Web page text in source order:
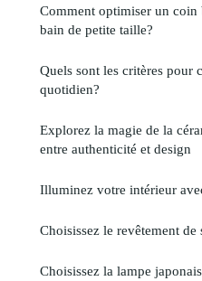
Comment optimiser un coin
bain de petite taille?
Quels sont les critères pour
quotidien?
Explorez la magie de la
entre authenticité et design
Illuminez votre intérieur
Choisissez le revêtement
Choisissez la lampe